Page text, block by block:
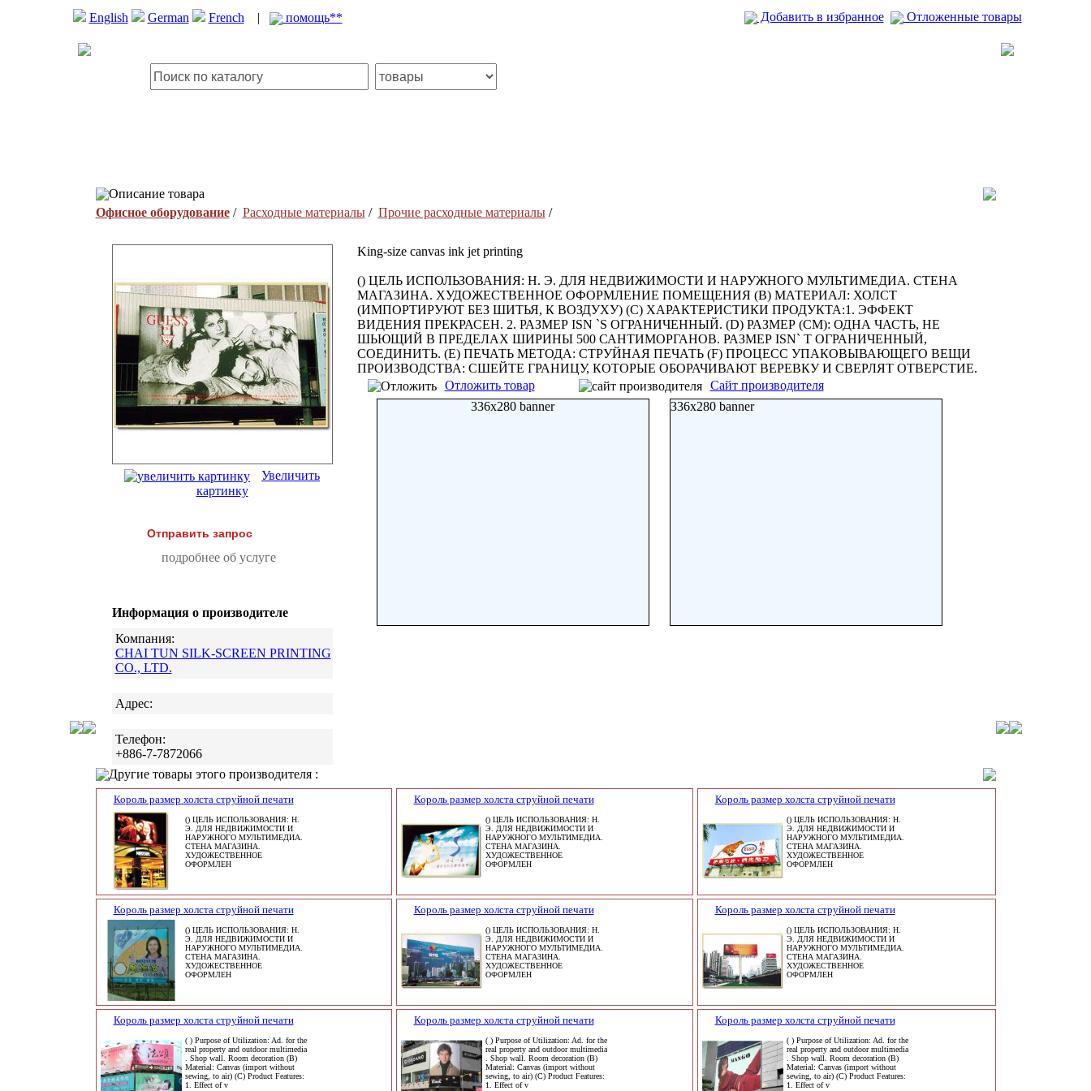
English German French | помощь** Добавить в избранное Отложенные товары
Описание товара
Офисное оборудование/ Расходные материалы/ Прочие расходные материалы/
Увеличить
картинку
Отправить запрос
подробнее об услуге
Информация о производителе
Компания:
CHAI TUN SILK-SCREEN PRINTING
CO., LTD.
Адрес:
Телефон:
+886-7-7872066
King-size canvas ink jet printing
() ЦЕЛЬ ИСПОЛЬЗОВАНИЯ: Н. Э. ДЛЯ НЕДВИЖИМОСТИ И НАРУЖНОГО МУЛЬТИМЕДИА. СТЕНА
МАГАЗИНА. ХУДОЖЕСТВЕННОЕ ОФОРМЛЕНИЕ ПОМЕЩЕНИЯ (B) МАТЕРИАЛ: ХОЛСТ
(ИМПОРТИРУЮТ БЕЗ ШИТЬЯ, К ВОЗДУХУ) (C) ХАРАКТЕРИСТИКИ ПРОДУКТА:1. ЭФФЕКТ
ВИДЕНИЯ ПРЕКРАСЕН. 2. РАЗМЕР ISN `S ОГРАНИЧЕННЫЙ. (D) РАЗМЕР (CM): ОДНА ЧАСТЬ, НЕ
ШЬЮЩИЙ В ПРЕДЕЛАХ ШИРИНЫ 500 САНТИМОРГАНОВ. РАЗМЕР ISN` T ОГРАНИЧЕННЫЙ,
СОЕДИНИТЬ. (E) ПЕЧАТЬ МЕТОДА: СТРУЙНАЯ ПЕЧАТЬ (F) ПРОЦЕСС УПАКОВЫВАЮЩЕГО ВЕЩИ
ПРОИЗВОДСТВА: СШЕЙТЕ ГРАНИЦУ, КОТОРЫЕ ОБОРАЧИВАЮТ ВЕРЕВКУ И СВЕРЛЯТ ОТВЕРСТИЕ.
Отложить товар
Сайт производителя
336x280 banner
336x280 banner
Другие товары этого производителя :
Король размер холста струйной печати
() ЦЕЛЬ ИСПОЛЬЗОВАНИЯ: Н.
Э. ДЛЯ НЕДВИЖИМОСТИ И
НАРУЖНОГО МУЛЬТИМЕДИА.
СТЕНА МАГАЗИНА.
ХУДОЖЕСТВЕННОЕ
ОФОРМЛЕН
Король размер холста струйной печати
() ЦЕЛЬ ИСПОЛЬЗОВАНИЯ: Н.
Э. ДЛЯ НЕДВИЖИМОСТИ И
НАРУЖНОГО МУЛЬТИМЕДИА.
СТЕНА МАГАЗИНА.
ХУДОЖЕСТВЕННОЕ
ОФОРМЛЕН
Король размер холста струйной печати
() ЦЕЛЬ ИСПОЛЬЗОВАНИЯ: Н.
Э. ДЛЯ НЕДВИЖИМОСТИ И
НАРУЖНОГО МУЛЬТИМЕДИА.
СТЕНА МАГАЗИНА.
ХУДОЖЕСТВЕННОЕ
ОФОРМЛЕН
Король размер холста струйной печати
() ЦЕЛЬ ИСПОЛЬЗОВАНИЯ: Н.
Э. ДЛЯ НЕДВИЖИМОСТИ И
НАРУЖНОГО МУЛЬТИМЕДИА.
СТЕНА МАГАЗИНА.
ХУДОЖЕСТВЕННОЕ
ОФОРМЛЕН
Король размер холста струйной печати
() ЦЕЛЬ ИСПОЛЬЗОВАНИЯ: Н.
Э. ДЛЯ НЕДВИЖИМОСТИ И
НАРУЖНОГО МУЛЬТИМЕДИА.
СТЕНА МАГАЗИНА.
ХУДОЖЕСТВЕННОЕ
ОФОРМЛЕН
Король размер холста струйной печати
() ЦЕЛЬ ИСПОЛЬЗОВАНИЯ: Н.
Э. ДЛЯ НЕДВИЖИМОСТИ И
НАРУЖНОГО МУЛЬТИМЕДИА.
СТЕНА МАГАЗИНА.
ХУДОЖЕСТВЕННОЕ
ОФОРМЛЕН
Король размер холста струйной печати
( ) Purpose of Utilization: Ad. for the
real property and outdoor multimedia
. Shop wall. Room decoration (B)
Material: Canvas (import without
sewing, to air) (C) Product Features:
1. Effect of v
Король размер холста струйной печати
( ) Purpose of Utilization: Ad. for the
real property and outdoor multimedia
. Shop wall. Room decoration (B)
Material: Canvas (import without
sewing, to air) (C) Product Features:
1. Effect of v
Король размер холста струйной печати
( ) Purpose of Utilization: Ad. for the
real property and outdoor multimedia
. Shop wall. Room decoration (B)
Material: Canvas (import without
sewing, to air) (C) Product Features:
1. Effect of v